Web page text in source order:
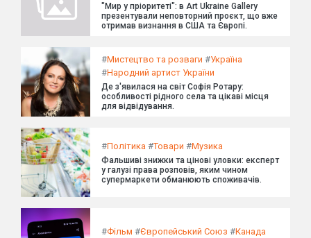
"Мир у пріоритеті": в Art Ukraine Gallery
презентували неповторний проєкт, що вже
отримав визнання в США та Європі.
#Мистецтво та розваги #Україна
#Народний артист України
Де з'явилася на світ Софія Ротару:
особливості рідного села та цікаві місця
для відвідування.
#Політика #Товари #Музика
Фальшиві знижки та цінові уловки: експерт
у галузі права розповів, яким чином
супермаркети обманюють споживачів.
#Фільм #Європейський Союз #Канада